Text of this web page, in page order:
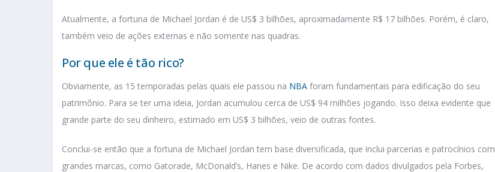
Atualmente, a fortuna de Michael Jordan é de US$ 3 bilhões, aproximadamente R$ 17 bilhões. Porém, é claro,
também veio de ações externas e não somente nas quadras.
Por que ele é tão rico?
Obviamente, as 15 temporadas pelas quais ele passou na NBA foram fundamentais para edificação do seu
patrimônio. Para se ter uma ideia, Jordan acumulou cerca de US$ 94 milhões jogando. Isso deixa evidente que
grande parte do seu dinheiro, estimado em US$ 3 bilhões, veio de outras fontes.
Conclui-se então que a fortuna de Michael Jordan tem base diversificada, que inclui parcerias e patrocínios com
grandes marcas, como Gatorade, McDonald’s, Hanes e Nike. De acordo com dados divulgados pela Forbes,